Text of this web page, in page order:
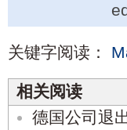
关键字阅读：
相关阅读
德国公司退